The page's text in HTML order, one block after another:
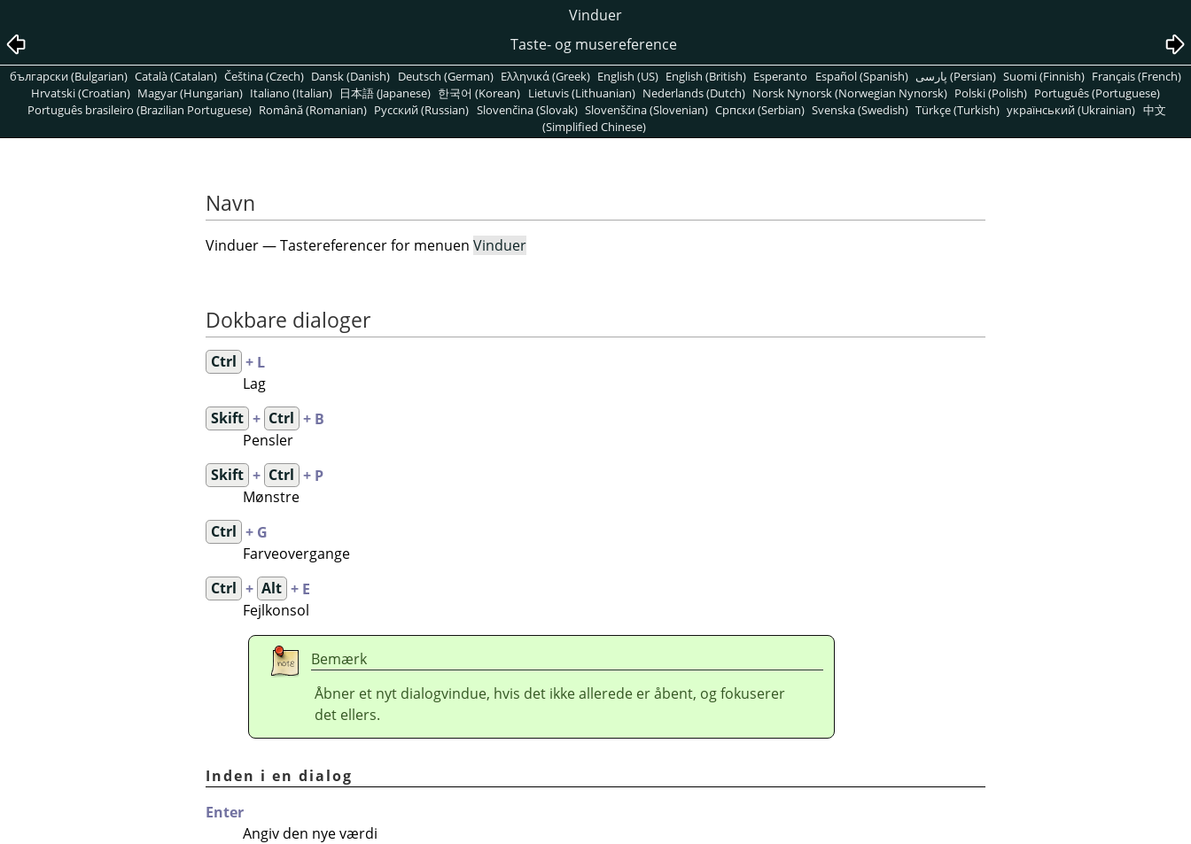
Vinduer
Taste- og musereference
български (Bulgarian) Català (Catalan) Čeština (Czech) Dansk (Danish) Deutsch (German) Ελληνικά (Greek) English (US) English (British) Esperanto Español (Spanish) پارسی (Persian) Suomi (Finnish) Français (French)
Hrvatski (Croatian) Magyar (Hungarian) Italiano (Italian) 日本語 (Japanese) 한국어 (Korean) Lietuvis (Lithuanian) Nederlands (Dutch) Norsk Nynorsk (Norwegian Nynorsk) Polski (Polish) Português (Portuguese)
Português brasileiro (Brazilian Portuguese) Română (Romanian) Pусский (Russian) Slovenčina (Slovak) Slovenščina (Slovenian) Српски (Serbian) Svenska (Swedish) Türkçe (Turkish) український (Ukrainian) 中文
(Simplified Chinese)
Navn
Vinduer — Tastereferencer for menuen Vinduer
Dokbare dialoger
Ctrl + L
Lag
Skift + Ctrl + B
Pensler
Skift + Ctrl + P
Mønstre
Ctrl + G
Farveovergange
Ctrl + Alt + E
Fejlkonsol
Bemærk
Åbner et nyt dialogvindue, hvis det ikke allerede er åbent, og fokuserer
det ellers.
Inden i en dialog
Enter
Angiv den nye værdi